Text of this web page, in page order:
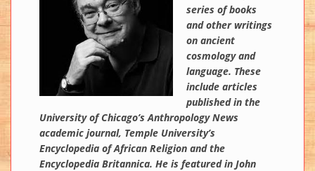
series of books
and other writings
on ancient
cosmology and
language. These
include articles
published in the
University of Chicago’s Anthropology News
academic journal, Temple University’s
Encyclopedia of African Religion and the
Encyclopedia Britannica. He is featured in John